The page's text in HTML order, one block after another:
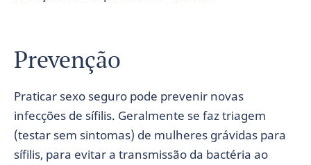
Prevenção
Praticar sexo seguro pode prevenir novas
infecções de sífilis. Geralmente se faz triagem
(testar sem sintomas) de mulheres grávidas para
sífilis, para evitar a transmissão da bactéria ao